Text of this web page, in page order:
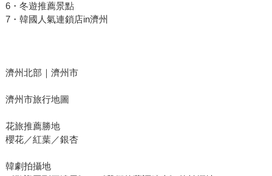
6・冬遊推薦景點
7・韓國人氣連鎖店in濟州
濟州北部｜濟州市
濟州市旅行地圖
花旅推薦勝地
櫻花／紅葉／銀杏
韓劇拍攝地